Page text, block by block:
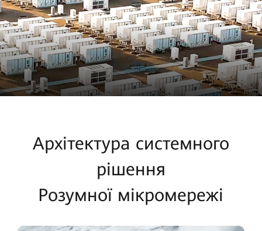
Архітектура системного
рішення
Розумної мікромережі